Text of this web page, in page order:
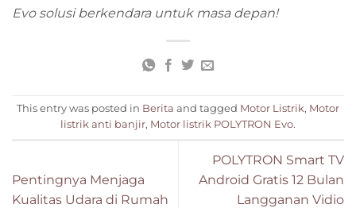
Evo solusi berkendara untuk masa depan!
This entry was posted in Berita and tagged Motor Listrik, Motor
listrik anti banjir, Motor listrik POLYTRON Evo.
Pentingnya Menjaga
Kualitas Udara di Rumah
POLYTRON Smart TV
Android Gratis 12 Bulan
Langganan Vidio